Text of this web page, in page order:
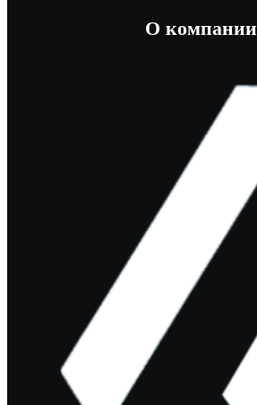
О компании